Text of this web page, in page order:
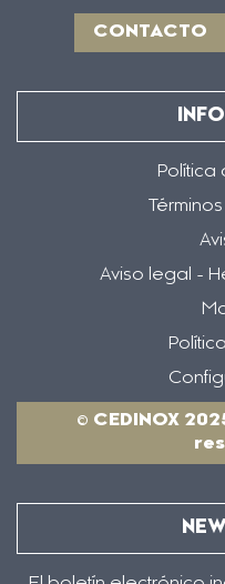
CONTACTO
Política
Aviso legal -
© CEDINOX